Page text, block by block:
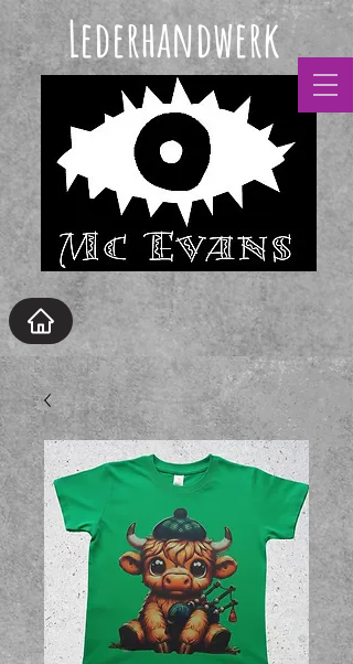
Lederhandwerk